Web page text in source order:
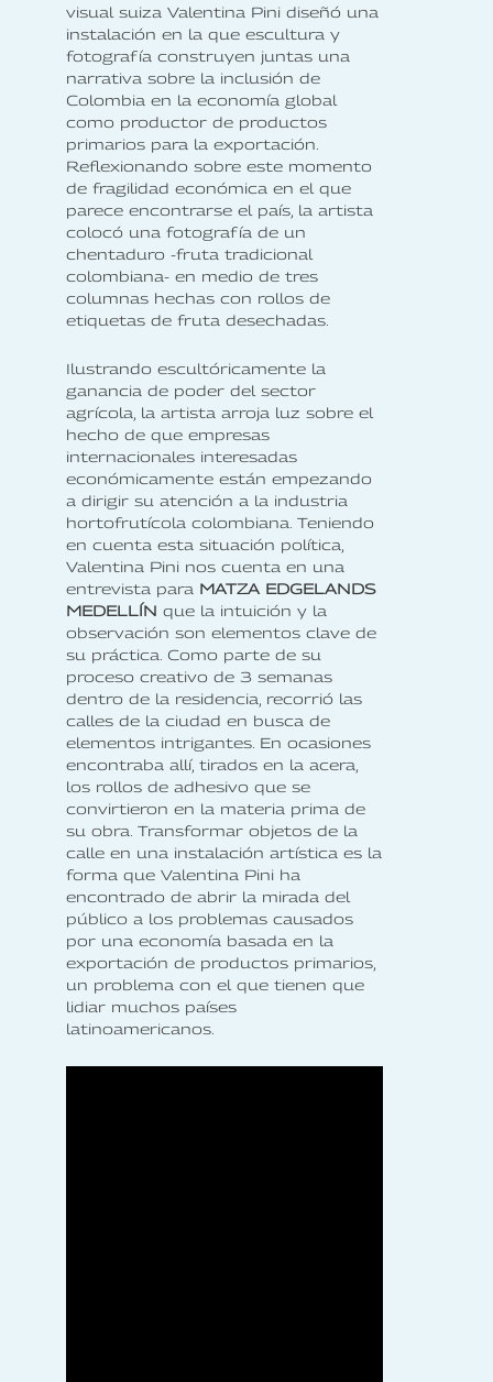
visual suiza Valentina Pini diseñó una
instalación en la que escultura y
fotografía construyen juntas una
narrativa sobre la inclusión de
Colombia en la economía global
como productor de productos
primarios para la exportación.
Reflexionando sobre este momento
de fragilidad económica en el que
parece encontrarse el país, la artista
colocó una fotografía de un
chentaduro -fruta tradicional
colombiana- en medio de tres
columnas hechas con rollos de
etiquetas de fruta desechadas.
Ilustrando escultóricamente la
ganancia de poder del sector
agrícola, la artista arroja luz sobre el
hecho de que empresas
internacionales interesadas
económicamente están empezando
a dirigir su atención a la industria
hortofrutícola colombiana. Teniendo
en cuenta esta situación política,
Valentina Pini nos cuenta en una
entrevista para MATZA EDGELANDS
MEDELLÍN que la intuición y la
observación son elementos clave de
su práctica. Como parte de su
proceso creativo de 3 semanas
dentro de la residencia, recorrió las
calles de la ciudad en busca de
elementos intrigantes. En ocasiones
encontraba allí, tirados en la acera,
los rollos de adhesivo que se
convirtieron en la materia prima de
su obra. Transformar objetos de la
calle en una instalación artística es la
forma que Valentina Pini ha
encontrado de abrir la mirada del
público a los problemas causados
por una economía basada en la
exportación de productos primarios,
un problema con el que tienen que
lidiar muchos países
latinoamericanos.